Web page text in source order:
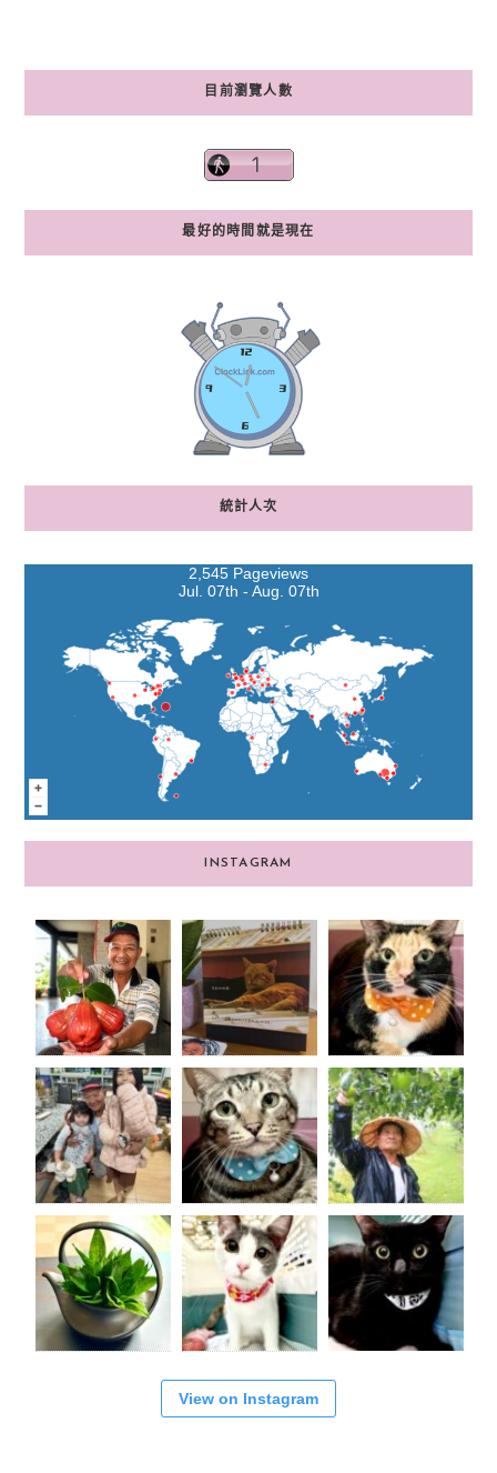
目前瀏覽人數
最好的時間就是現在
統計人次
2,545 Pageviews
Jul. 07th - Aug. 07th
INSTAGRAM
View on Instagram